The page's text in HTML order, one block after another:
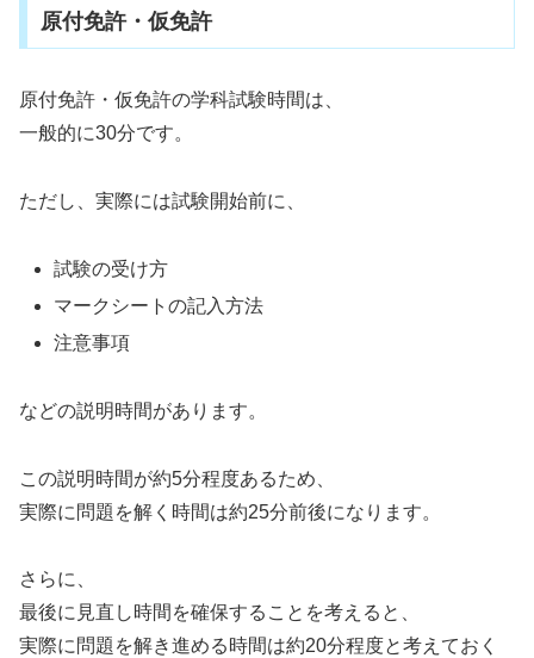
原付免許・仮免許
原付免許・仮免許の学科試験時間は、
一般的に30分です。
ただし、実際には試験開始前に、
試験の受け方
マークシートの記入方法
注意事項
などの説明時間があります。
この説明時間が約5分程度あるため、
実際に問題を解く時間は約25分前後になります。
さらに、
最後に見直し時間を確保することを考えると、
実際に問題を解き進める時間は約20分程度と考えておく